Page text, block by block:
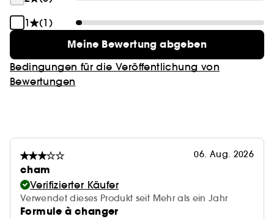
1
(1)
Meine Bewertung abgeben
Bedingungen für die Veröffentlichung von
Bewertungen
06. Aug. 2026
cham
Verifizierter Käufer
Verwendet dieses Produkt seit Mehr als ein Jahr
Formule à changer